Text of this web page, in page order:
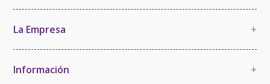
La Empresa +
Política de Imparcialidad y Confidencialidad
Información +